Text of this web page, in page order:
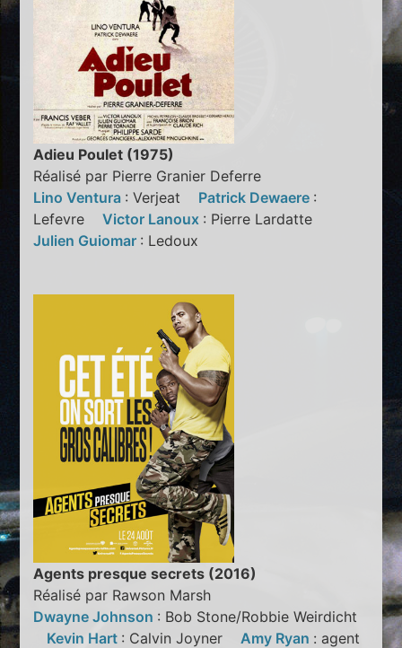
Adieu Poulet (1975)
Réalisé par Pierre Granier Deferre
Lino Ventura : Verjeat Patrick Dewaere :
LefevreVictor Lanoux : Pierre Lardatte
Julien Guiomar : Ledoux
Agents presque secrets (2016)
Réalisé par Rawson Marsh
Dwayne Johnson : Bob Stone/Robbie Weirdicht
Kevin Hart : Calvin Joyner Amy Ryan : agent